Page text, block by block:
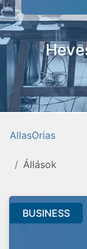
AllasOrias
Állások
BUSINESS